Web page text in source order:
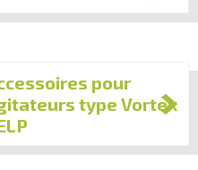
pour
type Vortex